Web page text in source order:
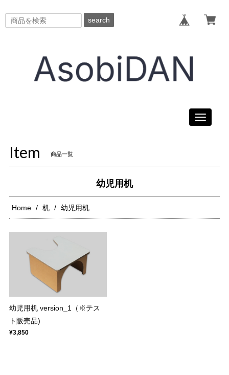
search
Toggle
Item 商品一覧
幼児用机
Home 机 幼児用机
幼児用机 version_1（※テス
ト販売品)
¥3,850